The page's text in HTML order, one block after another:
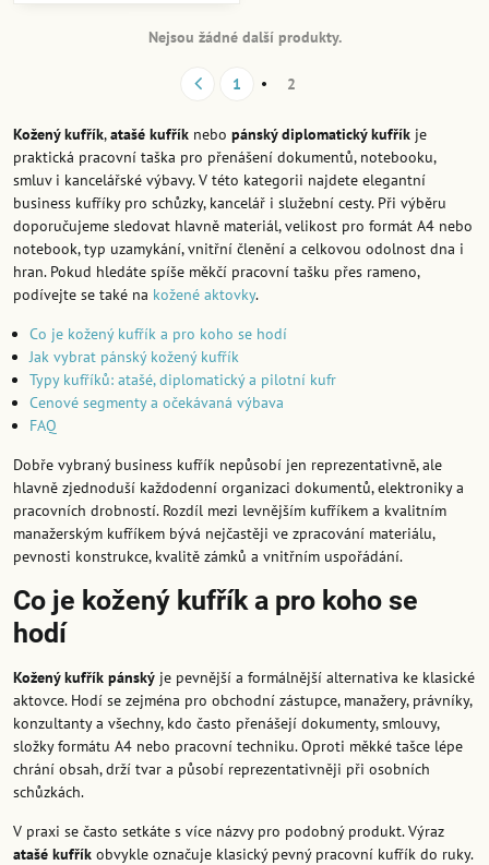
Nejsou žádné další produkty.
1 2
Kožený kufřík,atašé kufřík nebo pánský diplomatický kufřík je
praktická pracovní taška pro přenášení dokumentů, notebooku,
smluv i kancelářské výbavy. V této kategorii najdete elegantní
business kufříky pro schůzky, kancelář i služební cesty. Při výběru
doporučujeme sledovat hlavně materiál, velikost pro formát A4 nebo
notebook, typ uzamykání, vnitřní členění a celkovou odolnost dna i
hran. Pokud hledáte spíše měkčí pracovní tašku přes rameno,
podívejte se také na kožené aktovky.
Co je kožený kufřík a pro koho se hodí
Jak vybrat pánský kožený kufřík
Typy kufříků: atašé, diplomatický a pilotní kufr
Cenové segmenty a očekávaná výbava
FAQ
Dobře vybraný business kufřík nepůsobí jen reprezentativně, ale
hlavně zjednoduší každodenní organizaci dokumentů, elektroniky a
pracovních drobností. Rozdíl mezi levnějším kufříkem a kvalitním
manažerským kufříkem bývá nejčastěji ve zpracování materiálu,
pevnosti konstrukce, kvalitě zámků a vnitřním uspořádání.
Co je kožený kufřík a pro koho se
hodí
Kožený kufřík pánský je pevnější a formálnější alternativa ke klasické
aktovce. Hodí se zejména pro obchodní zástupce, manažery, právníky,
konzultanty a všechny, kdo často přenášejí dokumenty, smlouvy,
složky formátu A4 nebo pracovní techniku. Oproti měkké tašce lépe
chrání obsah, drží tvar a působí reprezentativněji při osobních
schůzkách.
V praxi se často setkáte s více názvy pro podobný produkt. Výraz
atašé kufřík obvykle označuje klasický pevný pracovní kufřík do ruky.